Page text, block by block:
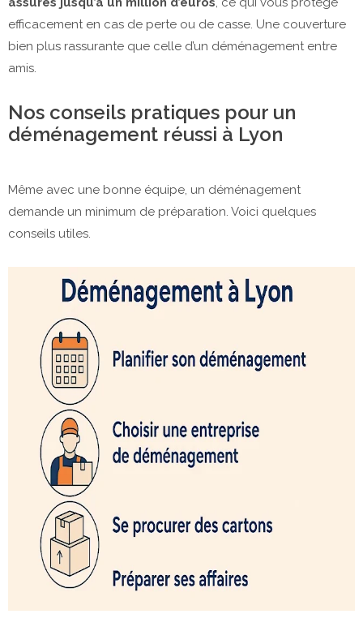
efficacement en cas de perte ou de casse. Une couverture
bien plus rassurante que celle d’un déménagement entre
amis.
Nos conseils pratiques pour un
déménagement réussi à Lyon
Même avec une bonne équipe, un déménagement
demande un minimum de préparation. Voici quelques
conseils utiles.